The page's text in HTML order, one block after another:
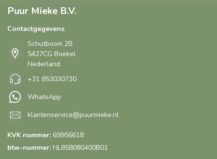
Puur Mieke B.V.
Contactgegevens
Schutboom 2B
5427CG Boekel
Nederland
+31 853030730
WhatsApp
klantenservice@puurmieke.nl
KVK nummer: 69956618
btw-nummer: NL858080400B01